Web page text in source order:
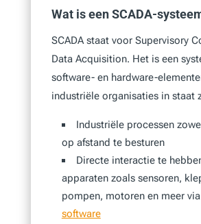
Wat is een SCADA-
SCADA staat voor Supervisory
Data Acquisition. Het is een
software- en hardware-
industriële organisaties in staat
Industriële processen
op afstand te besturen
Directe interactie te
apparaten zoals sensoren,
pompen, motoren en meer via
software